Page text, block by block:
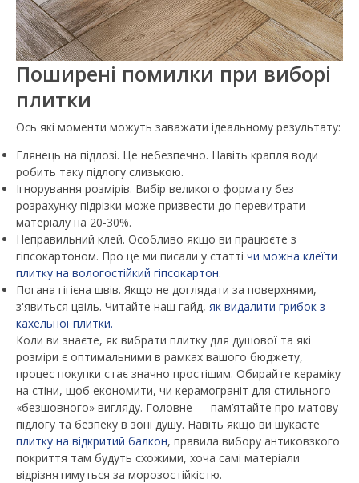
Поширені помилки при виборі
плитки
Ось які моменти можуть заважати ідеальному результату:
Глянець на підлозі. Це небезпечно. Навіть крапля води
робить таку підлогу слизькою.
Ігнорування розмірів. Вибір великого формату без
розрахунку підрізки може призвести до перевитрати
матеріалу на 20-30%.
Неправильний клей. Особливо якщо ви працюєте з
гіпсокартоном. Про це ми писали у статті чи можна клеїти
плитку на вологостійкий гіпсокартон.
Погана гігієна швів. Якщо не доглядати за поверхнями,
з'явиться цвіль. Читайте наш гайд, як видалити грибок з
кахельної плитки.
Коли ви знаєте, як вибрати плитку для душової та які
розміри є оптимальними в рамках вашого бюджету,
процес покупки стає значно простішим. Обирайте кераміку
на стіни, щоб економити, чи керамограніт для стильного
«безшовного» вигляду. Головне — пам’ятайте про матову
підлогу та безпеку в зоні душу. Навіть якщо ви шукаєте
плитку на відкритий балкон, правила вибору антиковзкого
покриття там будуть схожими, хоча самі матеріали
відрізнятимуться за морозостійкістю.